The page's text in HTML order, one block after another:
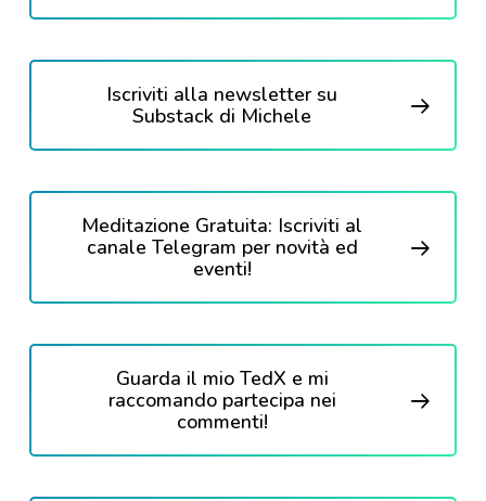
Iscriviti alla newsletter su
Substack di Michele
Meditazione Gratuita: Iscriviti al
canale Telegram per novità ed
eventi!
Guarda il mio TedX e mi
raccomando partecipa nei
commenti!